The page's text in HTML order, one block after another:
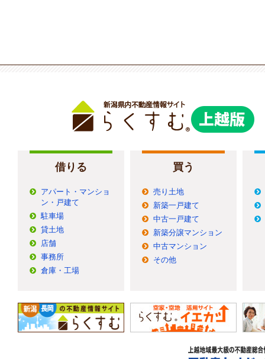
借りる
アパート・マンショ
ン・戸建て
駐車場
貸土地
店舗
事務所
倉庫・工場
買う
売り土地
新築一戸建て
中古一戸建て
新築分譲マンション
中古マンション
その他